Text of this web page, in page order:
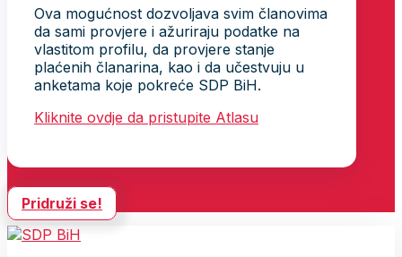
Ova mogućnost dozvoljava svim članovima
da sami provjere i ažuriraju podatke na
vlastitom profilu, da provjere stanje
plaćenih članarina, kao i da učestvuju u
anketama koje pokreće SDP BiH.
Kliknite ovdje da pristupite Atlasu
Pridruži se!